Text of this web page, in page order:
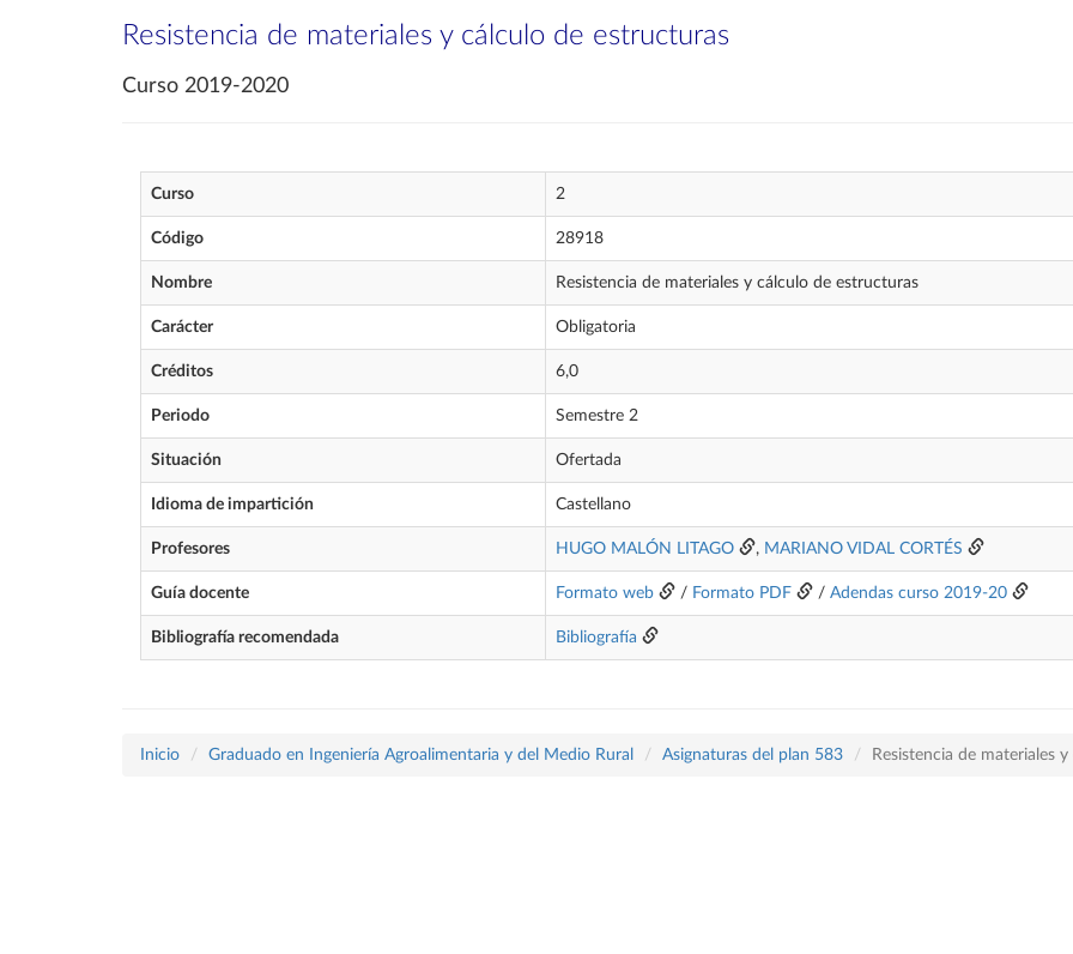
Resistencia de materiales y cálculo de estructuras
Curso 2019-2020
Curso 2
Código 28918
Nombre Resistencia de materiales y cálculo de estructuras
Carácter Obligatoria
Créditos 6,0
Periodo Semestre 2
Situación Ofertada
Idioma de impartición Castellano
Profesores HUGO MALÓN LITAGO , MARIANO VIDAL CORTÉS
Guía docente Formato web / Formato PDF / Adendas curso 2019-20
Bibliografía recomendada Bibliografía
Inicio Graduado en Ingeniería Agroalimentaria y del Medio Rural Asignaturas del plan 583 Resistencia de materiales